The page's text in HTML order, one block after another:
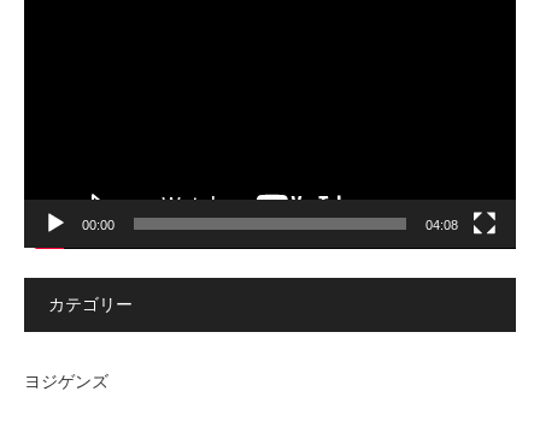
00:00 04:08
カテゴリー
ヨジゲンズ